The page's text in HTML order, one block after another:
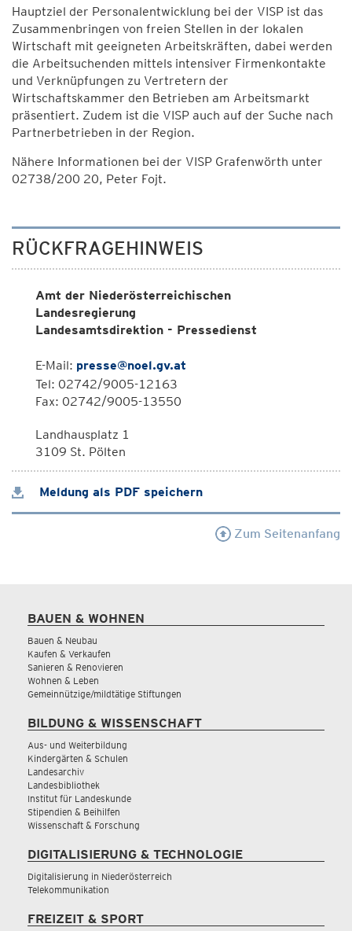
Hauptziel der Personalentwicklung bei der VISP ist das
Zusammenbringen von freien Stellen in der lokalen
Wirtschaft mit geeigneten Arbeitskräften, dabei werden
die Arbeitsuchenden mittels intensiver Firmenkontakte
und Verknüpfungen zu Vertretern der
Wirtschaftskammer den Betrieben am Arbeitsmarkt
präsentiert. Zudem ist die VISP auch auf der Suche nach
Partnerbetrieben in der Region.
Nähere Informationen bei der VISP Grafenwörth unter
02738/200 20, Peter Fojt.
RÜCKFRAGEHINWEIS
Amt der Niederösterreichischen
Landesregierung
Landesamtsdirektion - Pressedienst
E-Mail: presse@noel.gv.at
Tel: 02742/9005-12163
Fax: 02742/9005-13550
Landhausplatz 1
3109 St. Pölten
Meldung als PDF speichern
Zum Seitenanfang
BAUEN & WOHNEN
Bauen & Neubau
Kaufen & Verkaufen
Sanieren & Renovieren
Wohnen & Leben
Gemeinnützige/mildtätige Stiftungen
BILDUNG & WISSENSCHAFT
Aus- und Weiterbildung
Kindergärten & Schulen
Landesarchiv
Landesbibliothek
Institut für Landeskunde
Stipendien & Beihilfen
Wissenschaft & Forschung
DIGITALISIERUNG & TECHNOLOGIE
Digitalisierung in Niederösterreich
Telekommunikation
FREIZEIT & SPORT